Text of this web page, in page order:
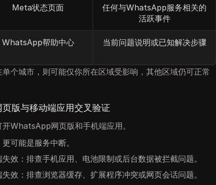
Meta状态页面
任何与WhatsApp服务相关的
活跃事件
WhatsApp帮助中心 当前问题说明或已知解决步骤
个城市，则可能仅你所在区域受影响，其他区域仍可正常
版与移动端应用交叉验证
WhatsApp网页版和手机端应用。
可能是服务中断。
效：排查手机应用、电池限制或后台数据被拦截问题。
效：排查浏览器缓存、扩展程序冲突或网页会话问题。